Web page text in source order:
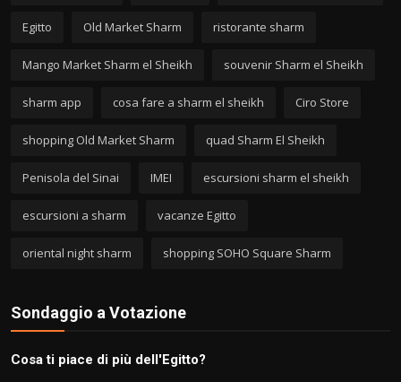
Egitto Old Market Sharm ristorante sharm
Mango Market Sharm el Sheikh souvenir Sharm el Sheikh
sharm app cosa fare a sharm el sheikh Ciro Store
shopping Old Market Sharm quad Sharm El Sheikh
Penisola del Sinai IMEI escursioni sharm el sheikh
escursioni a sharm vacanze Egitto
oriental night sharm shopping SOHO Square Sharm
Sondaggio a Votazione
Cosa ti piace di più dell'Egitto?